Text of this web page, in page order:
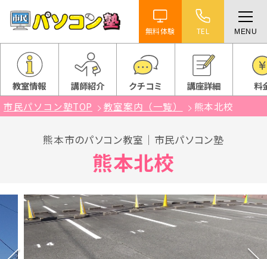
無料体験 TEL MENU
ホーム
特徴
講座紹介
よくある質問
教室情報 講師紹介 クチコミ 講座詳細 料
市民パソコン塾TOP 教室案内（一覧） 熊本北校
熊本市のパソコン教室｜市民パソコン塾
熊本北校